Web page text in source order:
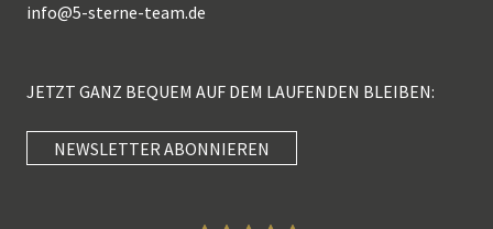
info@5-sterne-team.de
JETZT GANZ BEQUEM AUF DEM LAUFENDEN BLEIBEN:
NEWSLETTER ABONNIEREN